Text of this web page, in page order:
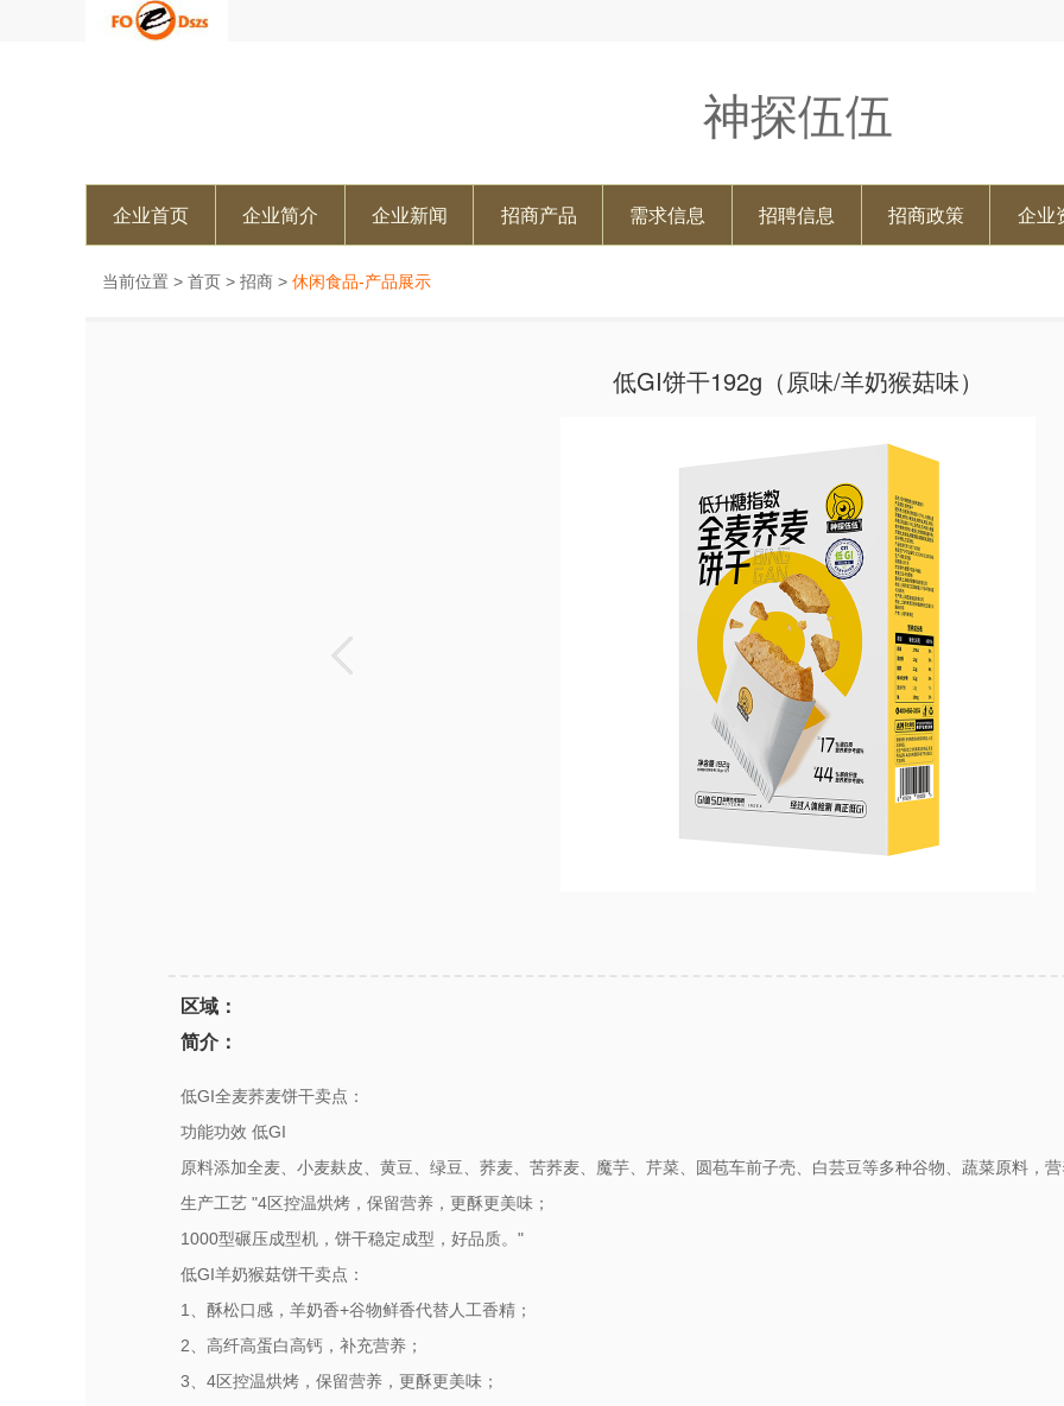
神探伍伍
企业首页 企业简介 企业新闻 招商产品 需求信息 招聘信息 招商政策 企业
当前位置 > 首页 > 招商 > 休闲食品-产品展示
低GI饼干192g（原味/羊奶猴菇味）
区域：
简介：
低GI全麦荞麦饼干卖点：
功能功效 低GI
原料添加全麦、小麦麸皮、黄豆、绿豆、荞麦、苦荞麦、魔芋、芹菜、圆苞车前子壳、白芸豆等多种谷物、蔬菜原料，
生产工艺 "4区控温烘烤，保留营养，更酥更美味；
1000型碾压成型机，饼干稳定成型，好品质。"
低GI羊奶猴菇饼干卖点：
1、酥松口感，羊奶香+谷物鲜香代替人工香精；
2、高纤高蛋白高钙，补充营养；
3、4区控温烘烤，保留营养，更酥更美味；